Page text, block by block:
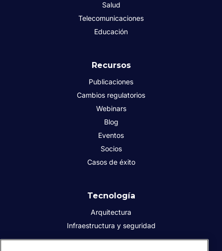
Salud
Telecomunicaciones
Educación
Recursos
Publicaciones
Cambios regulatorios
Webinars
Blog
Eventos
Socios
Casos de éxito
Tecnología
Arquitectura
Infraestructura y seguridad